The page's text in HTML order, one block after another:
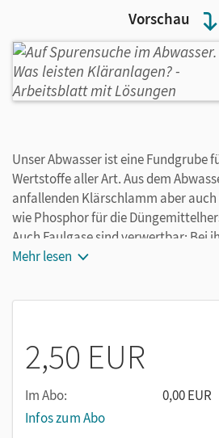
Vorschau
Unser Abwasser ist eine Fundgrube
Wertstoffe aller Art. Aus dem
anfallenden Klärschlamm aber
wie Phosphor für die
Auch Faulgase sind verwertbar: Bei
sich ähnlich wie mit Biogas Energie
lebende Viren, die Bakteriophagen,
Bakterien vernichten. Der
Lernenden bewusst machen, wie sie
Verschmutzungsgrad des
Sie erfahren, welche besonderen
umfangreiche
werden und welche Probleme diese
Mehr lesen
2,50 EUR
Im Abo:
0,00 EUR
Infos zum Abo